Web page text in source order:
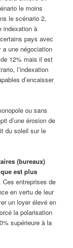
le moins
le scénario 2,
indexation à
pays avec
une négociation
12% mais il est
l’indexation
d’encaisser
ou sans
d’une érosion de
du soleil sur le
(bureaux)
est plus
. Ces entreprises de
en vertu de leur
un loyer élevé en
la polarisation
supérieure à la